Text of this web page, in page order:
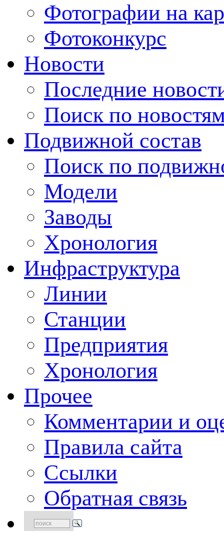
Фотографии на
Фотоконкурс
Новости
Последние
Поиск по
Подвижной состав
Поиск по
Модели
Заводы
Хронология
Инфраструктура
Линии
Станции
Предприятия
Хронология
Прочее
Комментарии и
Правила сайта
Ссылки
Обратная связь